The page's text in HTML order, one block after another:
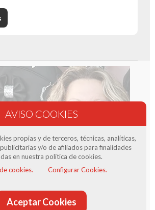
Can Xiu Xiu
t'oferim un assessorament personalitzat,
del nostre equip permeten
propias y de terceros, técnicas, analíticas,
y/o de afiliados para finalidades
en nuestra política de cookies.
cookies.
Configurar Cookies.
Aceptar Cookies